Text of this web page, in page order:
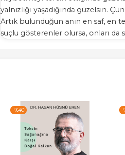
yalnızlığı yaşadığında güzelsin.
Artık bulunduğun anın en saf, en
suçlu gösterenler olursa, onları da
-%40 -